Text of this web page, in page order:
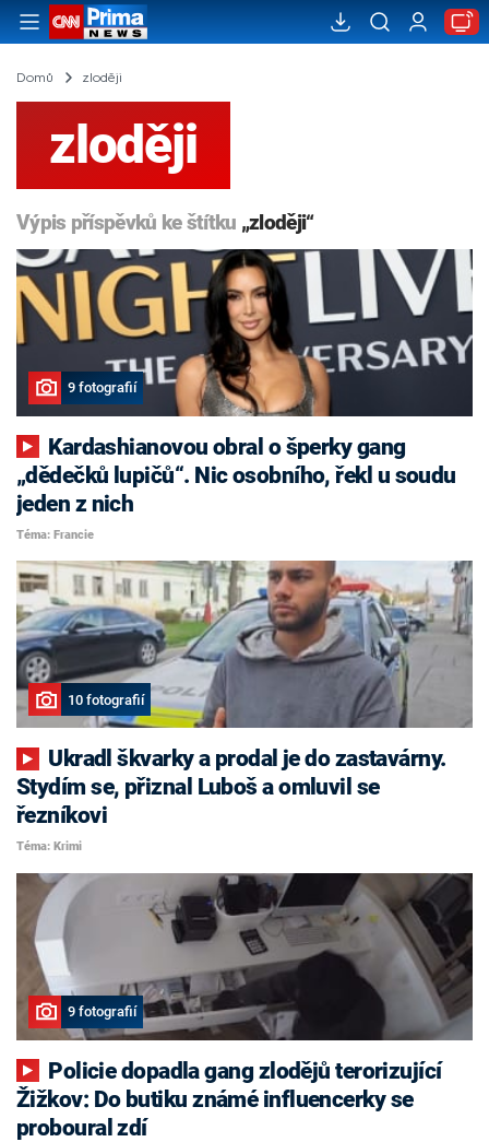
Domů zloději
zloději
Výpis příspěvků ke štítku „zloději“
9 fotografií
„dědečků lupičů“. Nic osobního, řekl u soudu
jeden z nich
Téma: Francie
10 fotografií
Stydím se, přiznal Luboš a omluvil se
řezníkovi
Téma: Krimi
9 fotografií
Žižkov: Do butiku známé influencerky se
proboural zdí